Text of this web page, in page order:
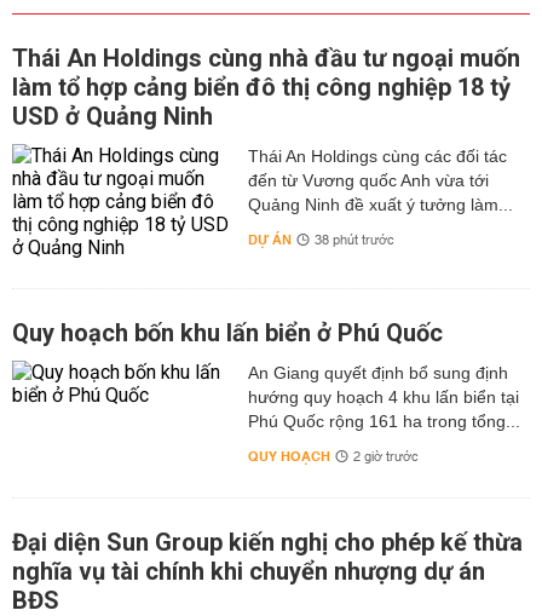
Thái An Holdings cùng nhà đầu tư ngoại muốn
làm tổ hợp cảng biển đô thị công nghiệp 18 tỷ
USD ở Quảng Ninh
Thái An Holdings cùng các đối tác
đến từ Vương quốc Anh vừa tới
Quảng Ninh đề xuất ý tưởng làm...
DỰ ÁN 38 phút trước
Quy hoạch bốn khu lấn biển ở Phú Quốc
An Giang quyết định bổ sung định
hướng quy hoạch 4 khu lấn biển tại
Phú Quốc rộng 161 ha trong tổng...
QUY HOẠCH 2 giờ trước
Đại diện Sun Group kiến nghị cho phép kế thừa
nghĩa vụ tài chính khi chuyển nhượng dự án
BĐS